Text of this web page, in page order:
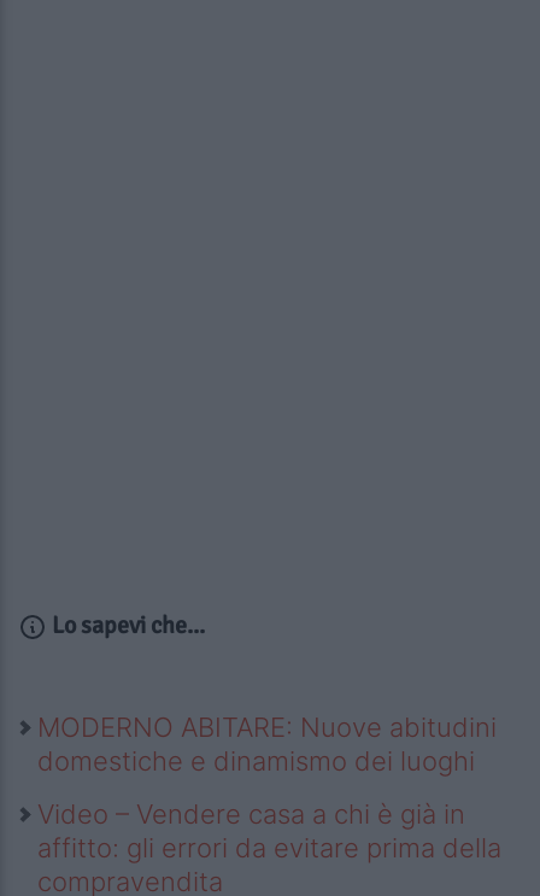
Lo sapevi che...
MODERNO ABITARE: Nuove abitudini
domestiche e dinamismo dei luoghi
Video – Vendere casa a chi è già in
affitto: gli errori da evitare prima della
compravendita